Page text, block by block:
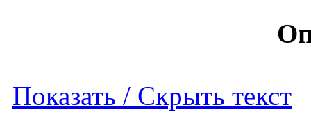
Показать / Скрыть текст